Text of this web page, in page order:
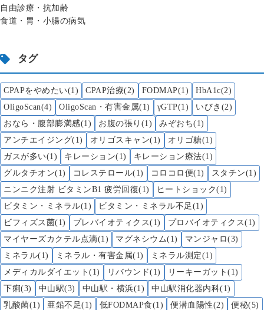
自由診療・抗加齢
食道・胃・小腸の病気
タグ
CPAPをやめたい(1) CPAP治療(2) FODMAP(1)
HbA1c(2)
OligoScan(4)
OligoScan・有害金属(1) γGTP(1)
いびき(2)
おなら・腹部膨満感(1)
お腹の張り(1)
みぞおち(1)
アンチエイジング(1)
オリゴスキャン(1)
オリゴ糖(1)
ガスが多い(1)
キレーション(1)
キレーション療法(1)
グルタチオン(1)
コレステロール(1) コロコロ便(1)
スタチン(1)
ニンニク注射 ビタミンB1 疲労回復(1)
ヒートショック(1)
ビタミン・ミネラル(1)
ビタミン・ミネラル不足(1)
ビフィズス菌(1)
プレバイオティクス(1)
プロバイオティクス(1)
マイヤーズカクテル点滴(1)
マグネシウム(1)
マンジャロ(3)
ミネラル(1)
ミネラル・有害金属(1)
ミネラル測定(1)
メディカルダイエット(1)
リバウンド(1)
リーキーガット(1)
下痢(3)
中山駅(3) 中山駅・横浜(1)
中山駅消化器内科(1)
乳酸菌(1)
亜鉛不足(1) 低FODMAP食(1) 便潜血陽性(2)
便秘(5)